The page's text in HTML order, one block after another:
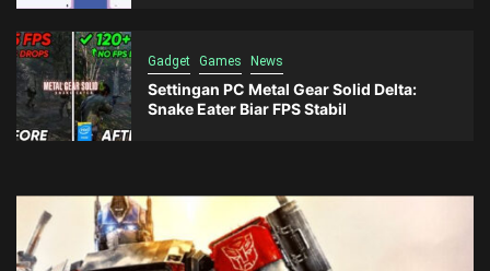
Gadget Games News
Settingan PC Metal Gear Solid Delta:
Snake Eater Biar FPS Stabil